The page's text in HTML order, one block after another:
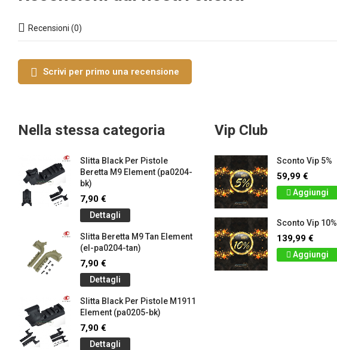
Recensioni (0)
Scrivi per primo una recensione
Nella stessa categoria
Slitta Black Per Pistole
Beretta M9 Element (pa0204-
bk)
7,90 €
Dettagli
Slitta Beretta M9 Tan Element
(el-pa0204-tan)
7,90 €
Dettagli
Slitta Black Per Pistole M1911
Element (pa0205-bk)
7,90 €
Dettagli
Vip Club
Sconto Vip 5%
59,99 €
Aggiungi
Sconto Vip 10%
139,99 €
Aggiungi